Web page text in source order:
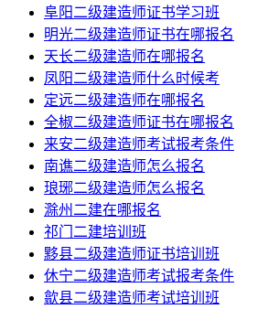
阜阳二级建造师证书学习班
明光二级建造师证书在哪报名
天长二级建造师在哪报名
凤阳二级建造师什么时候考
定远二级建造师在哪报名
全椒二级建造师证书在哪报名
来安二级建造师考试报考条件
南谯二级建造师怎么报名
琅琊二级建造师怎么报名
滁州二建在哪报名
祁门二建培训班
黟县二级建造师证书培训班
休宁二级建造师考试报考条件
歙县二级建造师考试培训班